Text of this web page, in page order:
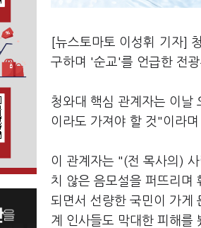
[뉴스토마토 이성휘 기자]
구하며 '순교'를 언급한 전
청와대 핵심 관계자는 이날
이라도 가져야 할 것"이라며
이 관계자는 "(전 목사의)
치 않은 음모설을 퍼뜨리며
되면서 선량한 국민이 가게
계 인사들도 막대한 피해를